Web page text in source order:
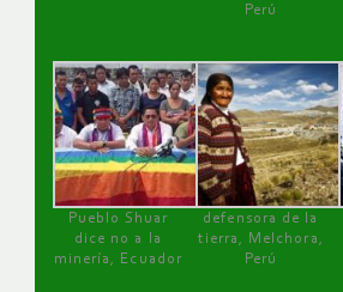
Perú
Pueblo Shuar
dice no a la
minería, Ecuador
defensora de la
tierra, Melchora,
Perú